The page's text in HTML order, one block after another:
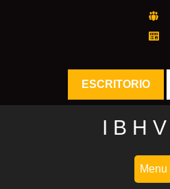
ESCRITORIO
I B H
Menu